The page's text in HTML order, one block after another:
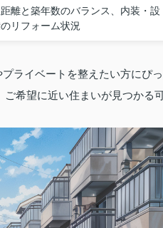
離と築年数のバランス、内装・設
リフォーム状況
ライベートを整えたい方にぴっ
希望に近い住まいが見つかる